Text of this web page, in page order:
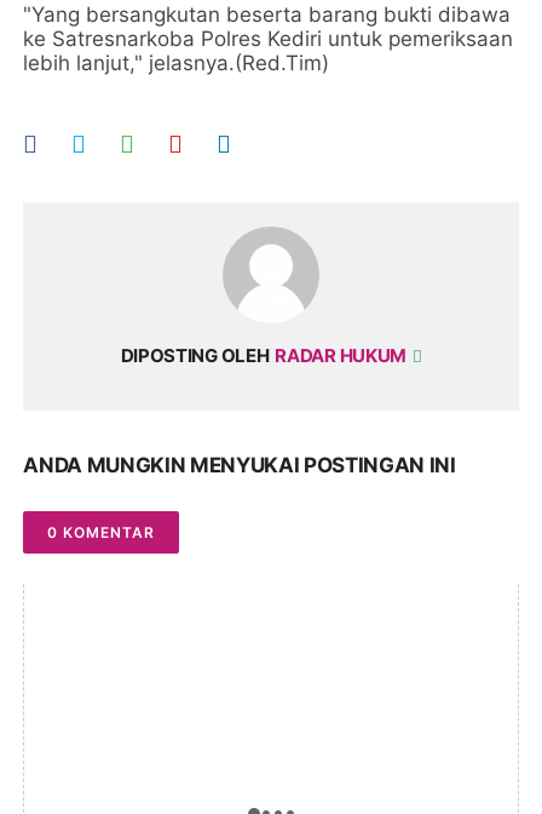
"Yang bersangkutan beserta barang bukti dibawa
ke Satresnarkoba Polres Kediri untuk pemeriksaan
lebih lanjut," jelasnya.(Red.Tim)
DIPOSTING OLEH RADAR HUKUM
ANDA MUNGKIN MENYUKAI POSTINGAN INI
0 KOMENTAR